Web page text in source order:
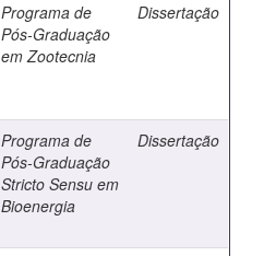
Programa de
Pós-Graduação
em Zootecnia
Dissertação
Programa de
Pós-Graduação
Stricto Sensu em
Bioenergia
Dissertação